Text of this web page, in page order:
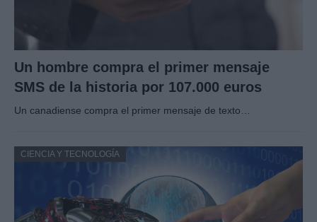
Un hombre compra el primer mensaje
SMS de la historia por 107.000 euros
Un canadiense compra el primer mensaje de texto…
CIENCIA Y TECNOLOGÍA